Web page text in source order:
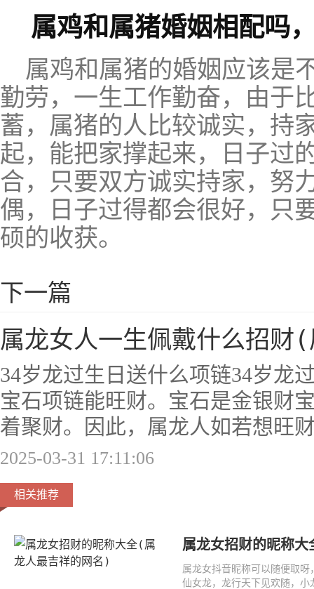
属鸡和属猪婚姻相配吗
属鸡和属猪的婚姻应该是
勤劳，一生工作勤奋，由于
蓄，属猪的人比较诚实，持
起，能把家撑起来，日子过
合，只要双方诚实持家，努
偶，日子过得都会很好，只
硕的收获。
下一篇
属龙女人一生佩戴什么招财
34岁龙过生日送什么项链34岁龙
宝石项链能旺财。宝石是金银财
着聚财。因此，属龙人如若想旺
2025-03-31 17:11:06
相关推荐
属龙女招财的昵称
属龙女抖音昵称可以随便取
仙女龙，龙行天下见欢随，